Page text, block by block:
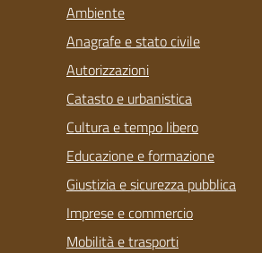
Ambiente
Anagrafe e stato civile
Autorizzazioni
Catasto e urbanistica
Cultura e tempo libero
Educazione e formazione
Giustizia e sicurezza pubblica
Imprese e commercio
Mobilità e trasporti